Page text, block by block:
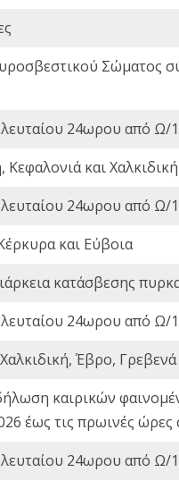
Σώματος
24ωρου από
και Χαλκιδική
24ωρου από
και Εύβοια
κατάσβεσης
24ωρου από
Έβρο, Γρεβενά
καιρικών
έως τις πρωινές
24ωρου από